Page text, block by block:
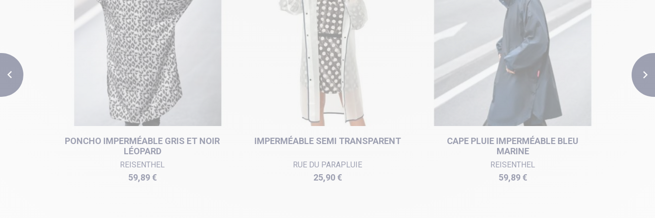

PONCHO IMPERMÉABLE GRIS ET NOIR
LÉOPARD
REISENTHEL
Prix
59,89 €
IMPERMÉABLE SEMI TRANSPARENT
RUE DU PARAPLUIE
Prix
25,90 €
CAPE PLUIE IMPERMÉABLE BLEU
MARINE
REISENTHEL
Prix
59,89 €
